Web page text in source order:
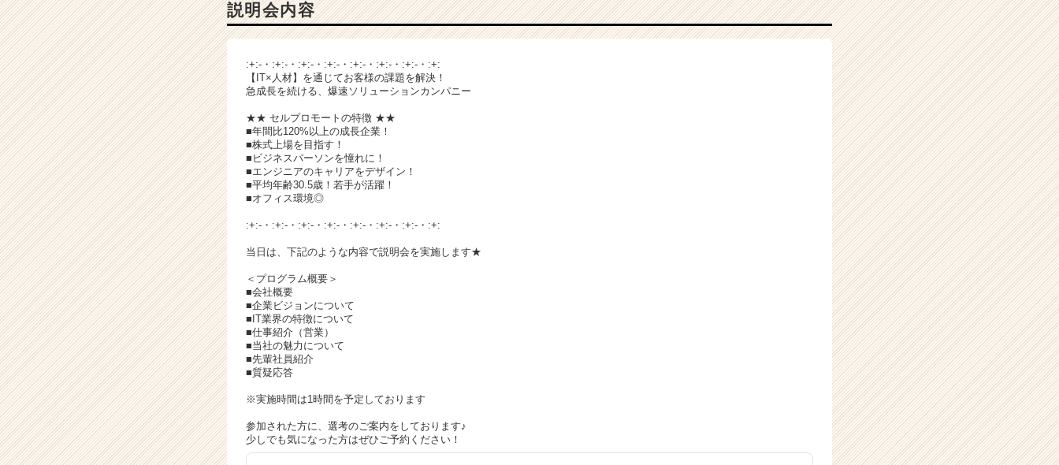
説明会内容
:+:-・:+:-・:+:-・:+:-・:+:-・:+:-・:+:-・:+:
【IT×人材】を通じてお客様の課題を解決！
急成長を続ける、爆速ソリューションカンパニー
★★ セルプロモートの特徴 ★★
■年間比120%以上の成長企業！
■株式上場を目指す！
■ビジネスパーソンを憧れに！
■エンジニアのキャリアをデザイン！
■平均年齢30.5歳！若手が活躍！
■オフィス環境◎
:+:-・:+:-・:+:-・:+:-・:+:-・:+:-・:+:-・:+:
当日は、下記のような内容で説明会を実施します★
＜プログラム概要＞
■会社概要
■企業ビジョンについて
■IT業界の特徴について
■仕事紹介（営業）
■当社の魅力について
■先輩社員紹介
■質疑応答
※実施時間は1時間を予定しております
参加された方に、選考のご案内をしております♪
少しでも気になった方はぜひご予約ください！